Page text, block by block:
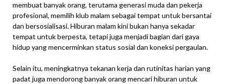
membuat banyak orang, terutama generasi muda dan pekerja
profesional, memilih klub malam sebagai tempat untuk bersantai
dan bersosialisasi. Hiburan malam kini bukan hanya sekadar
tempat untuk berpesta, tetapi juga menjadi bagian dari gaya
hidup yang mencerminkan status sosial dan koneksi pergaulan.
Selain itu, meningkatnya tekanan kerja dan rutinitas harian yang
padat juga mendorong banyak orang mencari hiburan untuk